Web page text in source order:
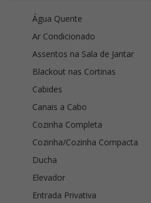
Água Quente
Ar Condicionado
Assentos na Sala de Jantar
Blackout nas Cortinas
Cabides
Canais a Cabo
Cozinha Completa
Cozinha/Cozinha Compacta
Ducha
Elevador
Entrada Privativa